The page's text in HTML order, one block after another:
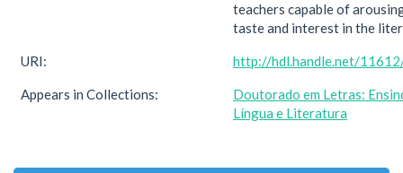
teachers capable of
taste and interest in the
URI: http://hdl.handle.net/
Appears in Collections:
Doutorado em Letras:
Língua e Literatura